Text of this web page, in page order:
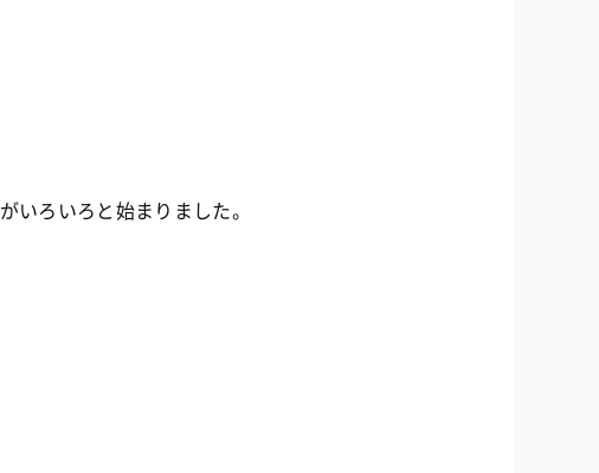
がいろいろと始まりました。